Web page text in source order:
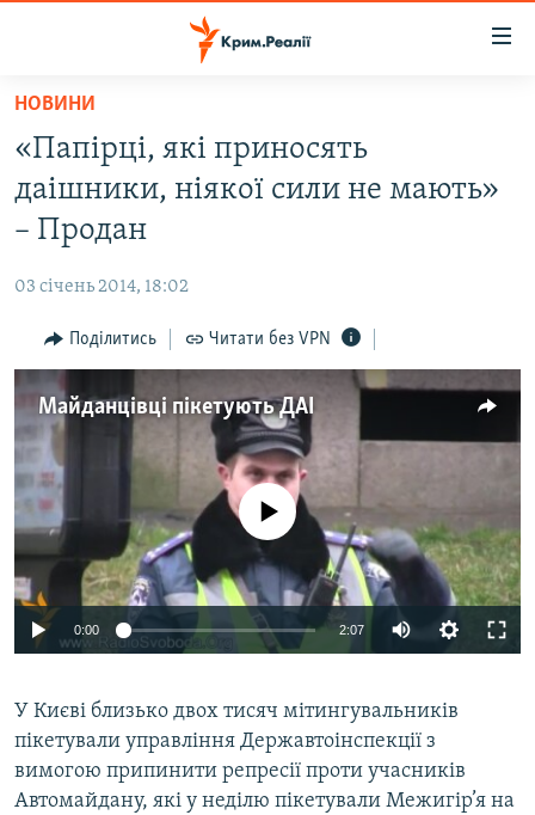
Перейти
основного
матеріалу
Перейти
основної
Перейти
до
пошуку
ВОДА.КРИМ
ВІДЕО ТА ФОТО
БЛОГИ
ПОГЛЯД
ІНТЕРВ'Ю
ВСЕ ЗА ДЕНЬ
СПЕЦПРОЕКТИ
ДЕПОРТАЦІЯ
ВІДЕОУРОКИ «ELIFBE»
СВІДЧЕННЯ ОКУПАЦІЇ
УКРАЇНСЬКА ПРОБЛЕМА КРИМУ
ЯК ОБІЙТИ БЛОКУВАННЯ
Русский
Qırımtatar
Усі сайти RFE/RL
НОВИНИ
«Папірці, які приносять
даішники, ніякої сили не мають»
– Продан
03 січень 2014, 18:02
Поділитись Читати без VPN
Майданцівці пікетують ДАІ
No media source currently available
0:00 2:07
У Києві близько двох тисяч мітингувальників
пікетували управління Державтоінспекції з
вимогою припинити репресії проти учасників
Автомайдану, які у неділю пікетували Межигір’я на